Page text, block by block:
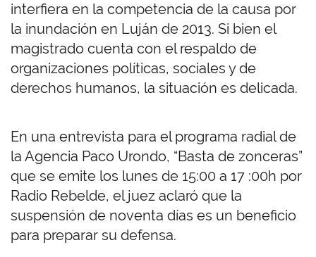
interfiera en la competencia de la causa por
la inundación en Luján de 2013. Si bien el
magistrado cuenta con el respaldo de
organizaciones políticas, sociales y de
derechos humanos, la situación es delicada.
En una entrevista para el programa radial de
la Agencia Paco Urondo, “Basta de zonceras”
que se emite los lunes de 15:00 a 17 :00h por
Radio Rebelde, el juez aclaró que la
suspensión de noventa días es un beneficio
para preparar su defensa.